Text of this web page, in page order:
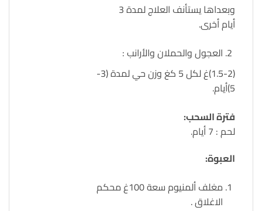
وبعداها يستأنف العلاج لمدة 3
أيام أخرى.
العجول والحملان والأرانب :
(1.5-2)غ لكل 5 كغ وزن حي لمدة (3-
5)أيام.
فترة السحب:
لحم : 7 أيام.
العبوة:
مغلف ألمنيوم سعة 100غ محكم
الاغلاق .